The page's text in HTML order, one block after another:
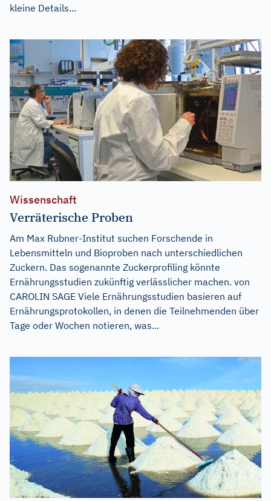
kleine Details...
Wissenschaft
Verräterische Proben
Am Max Rubner-Institut suchen Forschende in
Lebensmitteln und Bioproben nach unterschiedlichen
Zuckern. Das sogenannte Zuckerprofiling könnte
Ernährungsstudien zukünftig verlässlicher machen. von
CAROLIN SAGE Viele Ernährungsstudien basieren auf
Ernährungsprotokollen, in denen die Teilnehmenden über
Tage oder Wochen notieren, was...